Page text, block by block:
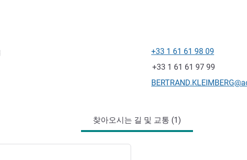
전화
+33 1 61 61 98 09
팩스
+33 1 61 61 97 99
E-mail
찾아오시는 길 및 교통 (1)